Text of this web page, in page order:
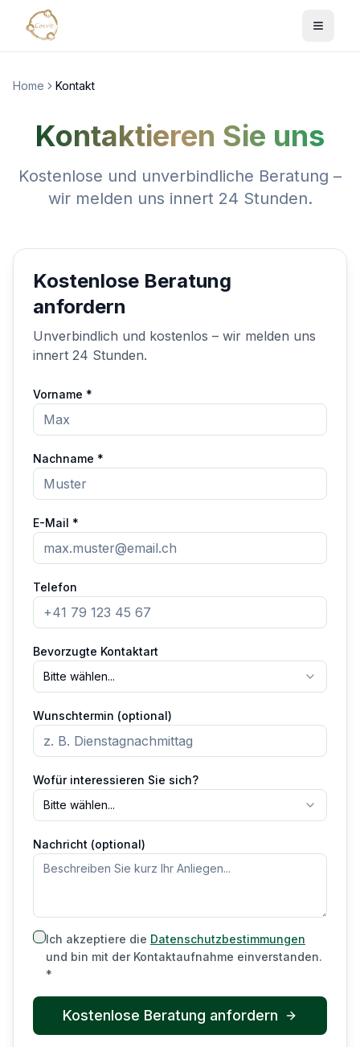
Home Kontakt
Kontaktieren Sie uns
Kostenlose und unverbindliche Beratung –
wir melden uns innert 24 Stunden.
Kostenlose Beratung
anfordern
Unverbindlich und kostenlos – wir melden uns
innert 24 Stunden.
Vorname *
Nachname *
E-Mail *
Telefon
Bevorzugte Kontaktart
Bitte wählen...
Wunschtermin (optional)
Wofür interessieren Sie sich?
Bitte wählen...
Nachricht (optional)
Ich akzeptiere die Datenschutzbestimmungen
und bin mit der Kontaktaufnahme einverstanden.
*
Kostenlose Beratung anfordern